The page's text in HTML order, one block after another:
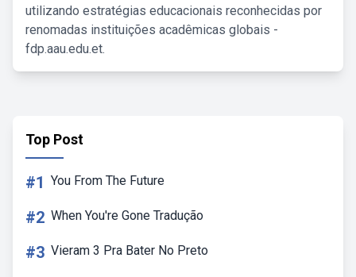
utilizando estratégias educacionais reconhecidas por
renomadas instituições acadêmicas globais -
fdp.aau.edu.et.
Top Post
#1 You From The Future
#2 When You're Gone Tradução
#3 Vieram 3 Pra Bater No Preto